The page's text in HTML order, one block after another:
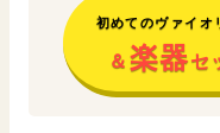
初めてのヴァイオ
＆ 楽器セ